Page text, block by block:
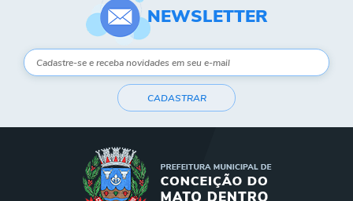
NEWSLETTER
CADASTRAR